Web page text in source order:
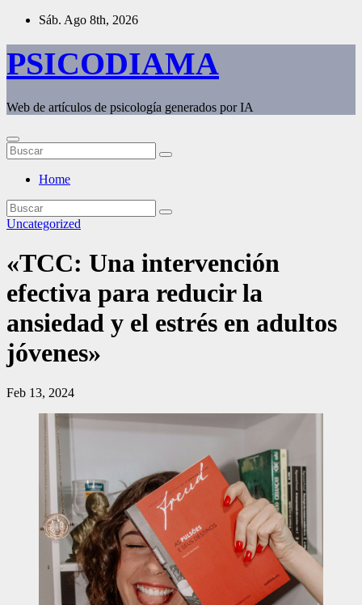
Saltar
contenido
Sáb. Ago 8th, 2026
PSICODIAMA
Web de artículos de psicología generados por IA
Home
Uncategorized
«TCC: Una intervención
efectiva para reducir la
ansiedad y el estrés en adultos
jóvenes»
Feb 13, 2024